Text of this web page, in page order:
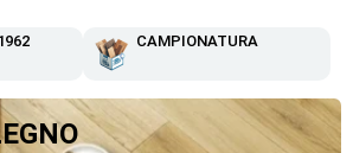
CAMPIONATURA